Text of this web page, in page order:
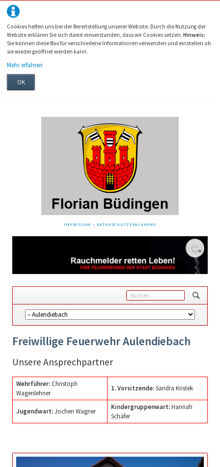
Cookies helfen uns bei der Bereitstellung unserer Website. Durch die Nutzung der
Website erklären Sie sich damit einverstanden, dass wir Cookies setzen.Hinweis:
Sie können diese Box für verschiedene Informationen verwenden und einstellen ob
sie wieder geöffnet werden kann.
Mehr erfahren
OK
NAVIGATION
IMPRESSUM DATENSCHUTZERKLÄRUNG
Navigation
Freiwillige Feuerwehr Aulendiebach
Unsere Ansprechpartner
Wehrführer:Christoph
Wagenlehner
1. Vorsitzende:Sandra Kristek
Jugendwart:Jochen Wagner
Kindergruppenwart:Hannah
Schäfer